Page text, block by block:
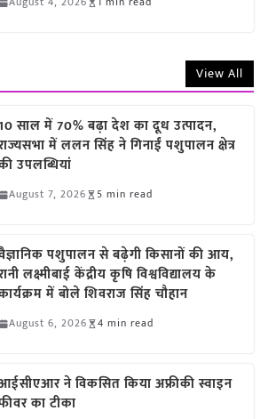
View All
साल में 70% बढ़ा देश का दूध उत्पादन,
में ललन सिंह ने गिनाईं पशुपालन क्षेत्र
उपलब्धियां
August 7, 2026 5 min read
पशुपालन से बढ़ेगी किसानों की आय,
लक्ष्मीबाई केंद्रीय कृषि विश्वविद्यालय के
में बोले शिवराज सिंह चौहान
August 6, 2026 4 min read
ने विकसित किया अफ्रीकी स्वाइन
का टीका